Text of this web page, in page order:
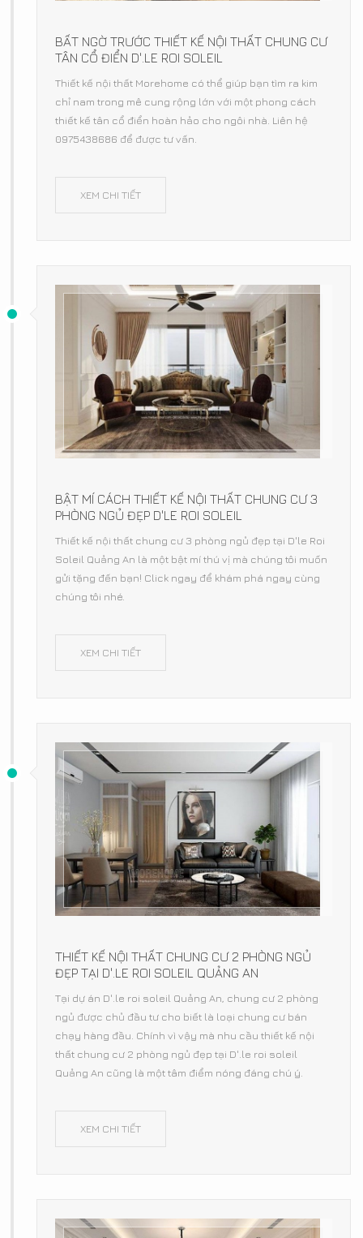
BẤT NGỜ TRƯỚC THIẾT KẾ NỘI THẤT CHUNG CƯ
TÂN CỔ ĐIỂN D'.LE ROI SOLEIL
Thiết kế nội thất Morehome có thể giúp bạn tìm ra kim
chỉ nam trong mê cung rộng lớn với một phong cách
thiết kế tân cổ điển hoàn hảo cho ngôi nhà. Liên hệ
0975438686 để được tư vấn.
XEM CHI TIẾT
BẬT MÍ CÁCH THIẾT KẾ NỘI THẤT CHUNG CƯ 3
PHÒNG NGỦ ĐẸP D'LE ROI SOLEIL
Thiết kế nội thất chung cư 3 phòng ngủ đẹp tại D'le Roi
Soleil Quảng An là một bật mí thú vị mà chúng tôi muốn
gửi tặng đến bạn! Click ngay để khám phá ngay cùng
chúng tôi nhé.
XEM CHI TIẾT
THIẾT KẾ NỘI THẤT CHUNG CƯ 2 PHÒNG NGỦ
ĐẸP TẠI D'.LE ROI SOLEIL QUẢNG AN
Tại dự án D'.le roi soleil Quảng An, chung cư 2 phòng
ngủ được chủ đầu tư cho biết là loại chung cư bán
chạy hàng đầu. Chính vì vậy mà nhu cầu thiết kế nội
thất chung cư 2 phòng ngủ đẹp tại D'.le roi soleil
Quảng An cũng là một tâm điểm nóng đáng chú ý.
XEM CHI TIẾT